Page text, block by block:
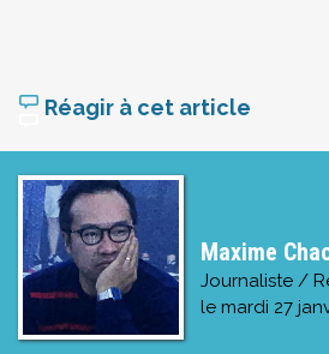
Réagir à cet article
Maxime
Journaliste /
le mardi 27